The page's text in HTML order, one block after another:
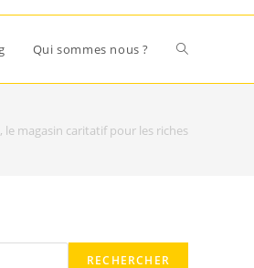
Qui sommes nous ?
le magasin caritatif pour les riches
RECHERCHER